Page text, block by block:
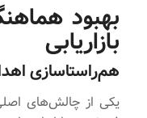
بهبود
بازاریابی
هم‌راستاسازی
یکی از چالش‌های